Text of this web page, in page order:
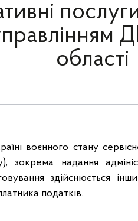
області
воєнного стану
зокрема надання
здійснюється
податків.